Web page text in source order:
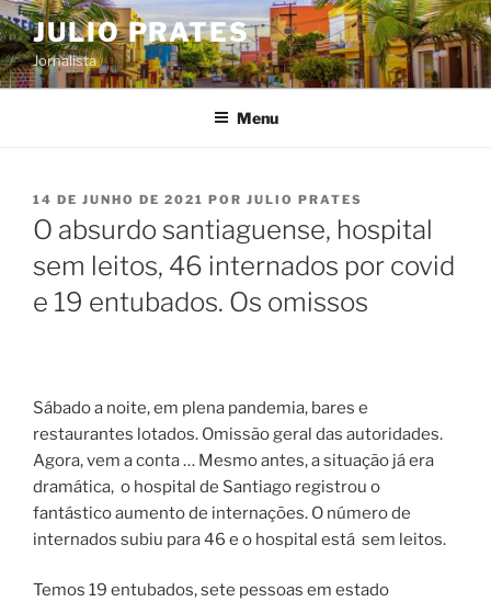
Pular
para
o
conteúdo
JULIO PRATES
Jornalista
Menu
PUBLICADO
EM
14 DE JUNHO DE 2021 POR JULIO PRATES
O absurdo santiaguense, hospital
sem leitos, 46 internados por covid
e 19 entubados. Os omissos
Sábado a noite, em plena pandemia, bares e
restaurantes lotados. Omissão geral das autoridades.
Agora, vem a conta … Mesmo antes, a situação já era
dramática, o hospital de Santiago registrou o
fantástico aumento de internações. O número de
internados subiu para 46 e o hospital está sem leitos.
Temos 19 entubados, sete pessoas em estado